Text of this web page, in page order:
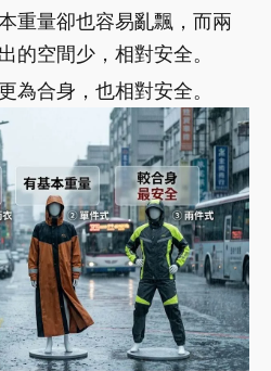
重量卻也容易亂飄，而兩
的空間少，相對安全。
為合身，也相對安全。